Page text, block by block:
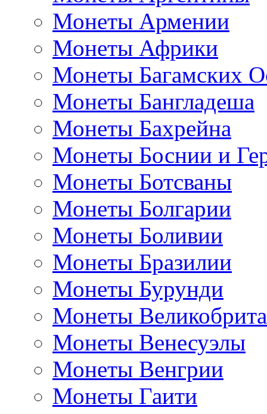
Монеты Армении
Монеты Африки
Монеты Багамских
Монеты Бангладеша
Монеты Бахрейна
Монеты Боснии и
Монеты Ботсваны
Монеты Болгарии
Монеты Боливии
Монеты Бразилии
Монеты Бурунди
Монеты
Монеты Венесуэлы
Монеты Венгрии
Монеты Гаити